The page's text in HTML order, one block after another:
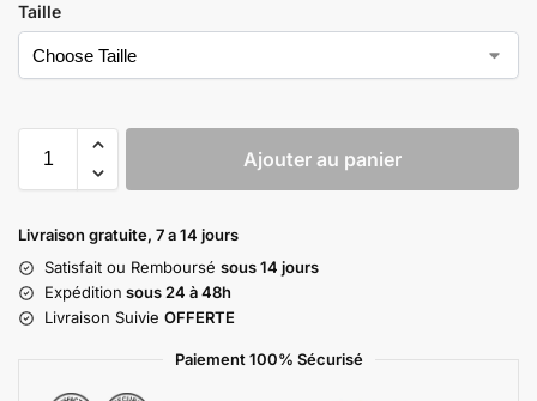
Taille
Ajouter au panier
Livraison gratuite, 7 a 14 jours
Satisfait ou Remboursé sous 14 jours
Expédition sous 24 à 48h
Livraison Suivie OFFERTE
Paiement 100% Sécurisé